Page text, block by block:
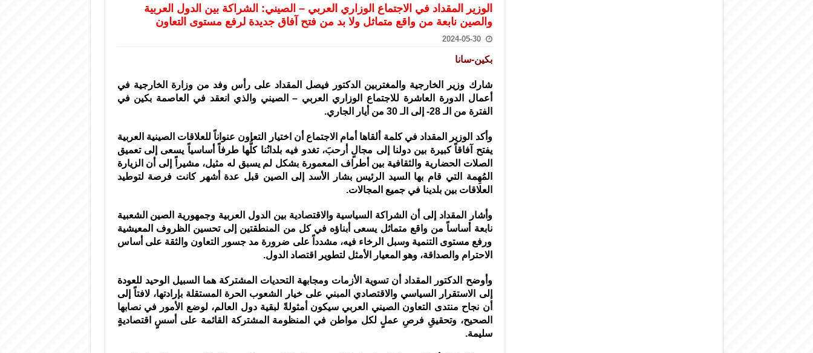
الوزير المقداد في الاجتماع الوزاري العربي – الصيني: الشراكة بين الدول العربية
والصين نابعة من واقع متماثل ولا بد من فتح آفاق جديدة لرفع مستوى التعاون
2024-05-30
بكين-سانا
شارك وزير الخارجية والمغتربين الدكتور فيصل المقداد على رأس وفد من وزارة الخارجية في
أعمال الدورة العاشرة للاجتماع الوزاري العربي – الصيني والذي انعقد في العاصمة بكين في
الفترة من الـ 28- إلى الـ 30 من أيار الجاري.
وأكد الوزير المقداد في كلمة ألقاها أمام الاجتماع أن اختيار التعاون عنواناً للعلاقات الصينية العربية
يفتح آفاقاً كبيرة بين دولنا إلى مجالٍ أرحبَ، تغدو فيه بلدانُنا كلُّها طرفاً أساسياً يسعى إلى تعميق
الصلات الحضارية والثقافية بين أطراف المعمورة بشكل لم يسبق له مثيل، مشيراً إلى أن الزيارة
المُهِمة التي قام بها السيد الرئيس بشار الأسد إلى الصين قبل عدة أشهر كانت فرصة لتوطيد
العلاقات بين بلدينا في جميع المجالات.
وأشار المقداد إلى أن الشراكة السياسية والاقتصادية بين الدول العربية وجمهورية الصين الشعبية
نابعة أساساً من واقع متماثل يسعى أبناؤه في كل من المنطقتين إلى تحسين الظروف المعيشية
ورفع مستوى التنمية وسبل الرخاء فيه، مشدداً على ضرورة مد جسور التعاون والثقة على أساس
الاحترام والصداقة، وهو المعيار الأمثل لتطوير اقتصاد الدول.
وأوضح الدكتور المقداد أن تسوية الأزمات ومجابهة التحديات المشتركة هما السبيل الوحيد للعودة
إلى الاستقرار السياسي والاقتصادي المبني على خيار الشعوب الحرة المستقلة بإرادتها، لافتاً إلى
أن نجاح منتدى التعاون الصيني العربي سيكون أمثولةً لبقية دول العالم، لوضع الأمور في نصابها
الصحيح، وتحقيقِ فرصِ عملٍ لكل مواطن في المنظومة المشتركة القائمة على أسسٍ اقتصاديةٍ
سليمة.